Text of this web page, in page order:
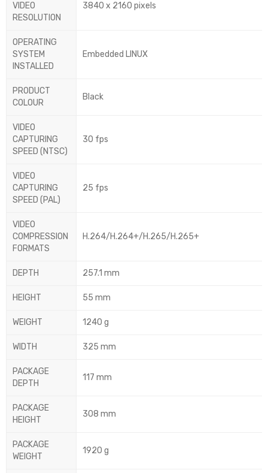
VIDEO
RESOLUTION
3840 x 2160 pixels
OPERATING
SYSTEM
INSTALLED
Embedded LINUX
PRODUCT
COLOUR
Black
VIDEO
CAPTURING
SPEED (NTSC)
30 fps
VIDEO
CAPTURING
SPEED (PAL)
25 fps
VIDEO
COMPRESSION
FORMATS
H.264/H.264+/H.265/H.265+
DEPTH 257.1 mm
HEIGHT 55 mm
WEIGHT 1240 g
WIDTH 325 mm
PACKAGE
DEPTH
117 mm
PACKAGE
HEIGHT
308 mm
PACKAGE
WEIGHT
1920 g